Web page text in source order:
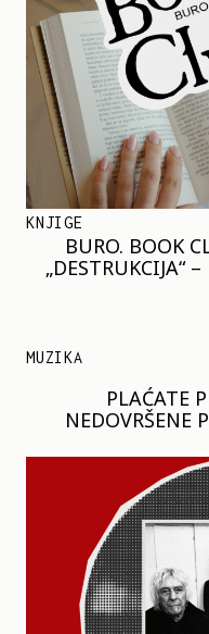
KNJIGE
BURO. BOOK
„DESTRUKCIJA“
MUZIKA
PLAĆATE
NEDOVRŠENE